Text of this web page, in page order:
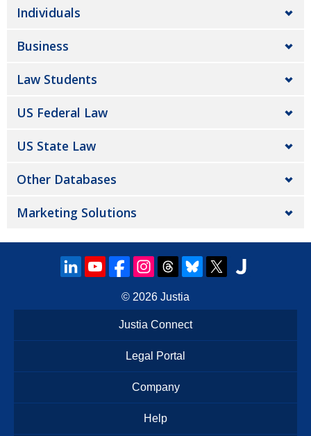
Individuals
Business
Law Students
US Federal Law
US State Law
Other Databases
Marketing Solutions
© 2026 Justia
Justia Connect
Legal Portal
Company
Help